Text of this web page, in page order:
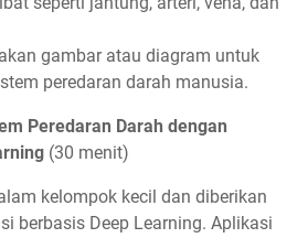
gambar atau diagram untuk
peredaran darah manusia.
Peredaran Darah dengan
(30 menit)
kelompok kecil dan diberikan
berbasis Deep Learning. Aplikasi